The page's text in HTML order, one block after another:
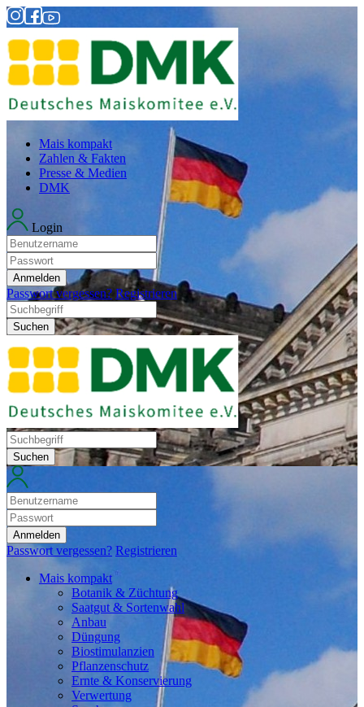
Mais kompakt
Zahlen & Fakten
Presse & Medien
DMK
Login
Anmelden
Passwort vergessen? Registrieren
Suchen
Suchen
Anmelden
Passwort vergessen? Registrieren
Mais kompakt
Botanik & Züchtung
Saatgut & Sortenwahl
Anbau
Düngung
Biostimulanzien
Pflanzenschutz
Ernte & Konservierung
Verwertung